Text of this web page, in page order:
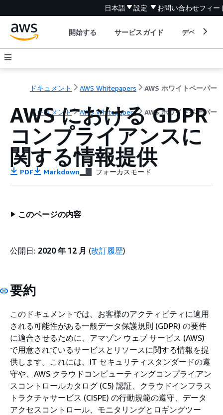
日本語 設定 お問い合わせフィー
開始する サービスガイド デベロッパ
ドキュメント AWS Whitepapers AWS ホワイトペーパー
ドキュメント AWS Whitepapers AWS ホワイトペーパー
AWS における GDPR
コンプライアンスに
関する情報提供
PDF Markdown フォーカスモード
このページの内容
公開日: 2020 年 12 月 (改訂履歴)
要約
このドキュメントでは、お客様のアクティビティに適用
される可能性がある一般データ保護規則 (GDPR) の要件
に適合させるために、アマゾン ウェブ サービス (AWS)
で用意されているサービスとリソースに関する情報を提
供します。これには、IT セキュリティスタンダードの遵
守や、AWS クラウドコンピューティングコンプライアン
スコントロールカタログ (C5) 認証、クラウドインフラス
トラクチャサービス (CISPE) の行動規範の遵守、データ
アクセスコントロール、モニタリングとロギングツー